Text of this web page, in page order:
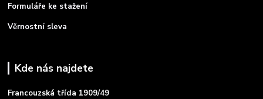
Formuláře ke stažení
Věrnostní sleva
Kde nás najdete
Francouzská třída 1909/49